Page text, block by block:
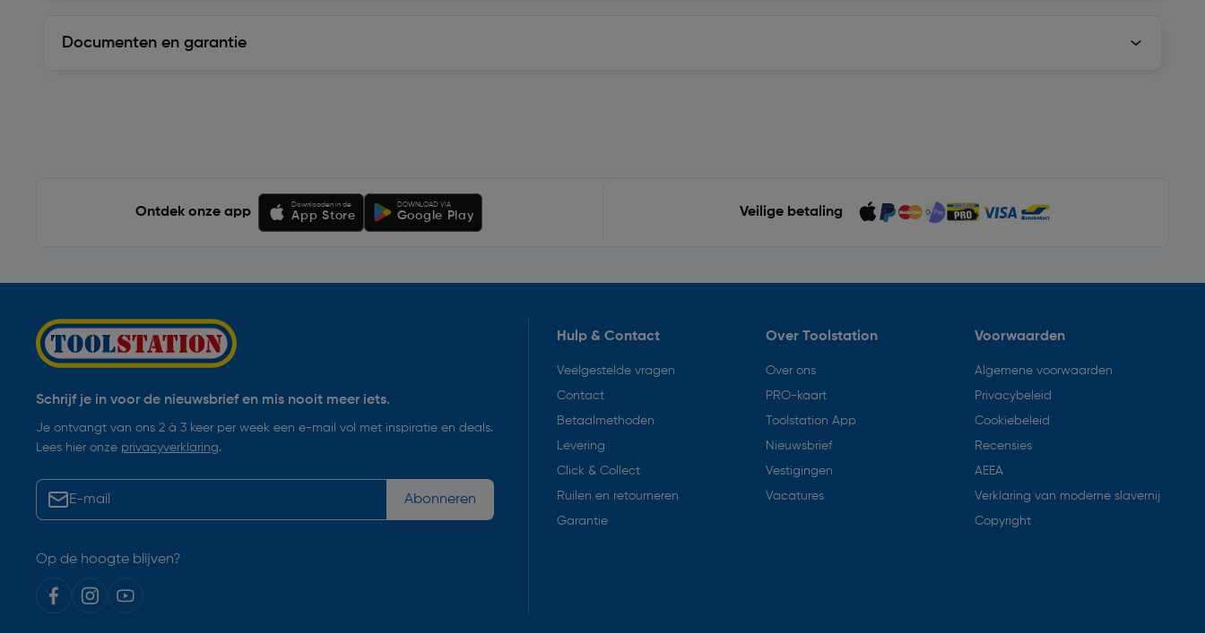
Documenten en garantie
Ontdek onze app
Downloaden in de
App Store
DOWNLOAD VIA
Google Play Veilige betaling
Schrijf je in voor de nieuwsbrief en mis nooit meer iets.
Je ontvangt van ons 2 à 3 keer per week een e-mail vol met inspiratie en deals.
Lees hier onze privacyverklaring.
Abonneren
Op de hoogte blijven?
Hulp & Contact
Veelgestelde vragen
Contact
Betaalmethoden
Levering
Click & Collect
Ruilen en retourneren
Garantie
Over Toolstation
Over ons
PRO-kaart
Toolstation App
Nieuwsbrief
Vestigingen
Vacatures
Voorwaarden
Algemene voorwaarden
Privacybeleid
Cookiebeleid
Recensies
AEEA
Verklaring van moderne slavernij
Copyright